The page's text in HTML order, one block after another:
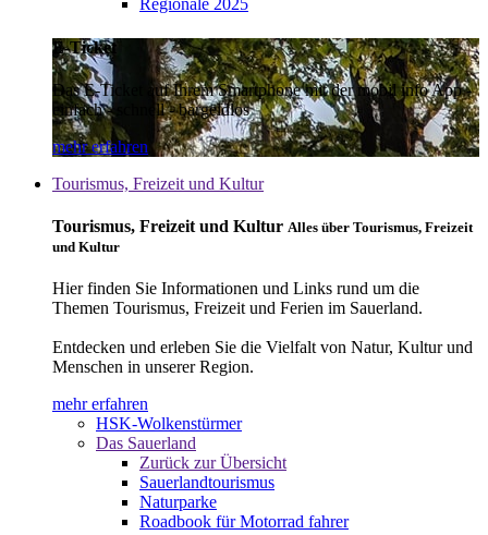
Regionale 2025
E-Ticket
Das E-Ticket auf Ihrem Smartphone mit der mobil info App -
einfach - schnell - bargeldlos
mehr erfahren
Tourismus, Freizeit und Kultur
Tourismus, Freizeit und Kultur Alles über Tourismus, Freizeit
und Kultur
Hier finden Sie Informationen und Links rund um die
Themen Tourismus, Freizeit und Ferien im Sauerland.
Entdecken und erleben Sie die Vielfalt von Natur, Kultur und
Menschen in unserer Region.
mehr erfahren
HSK-Wolkenstürmer
Das Sauerland
Zurück zur Übersicht
Sauerlandtourismus
Naturparke
Roadbook für Motorrad fahrer